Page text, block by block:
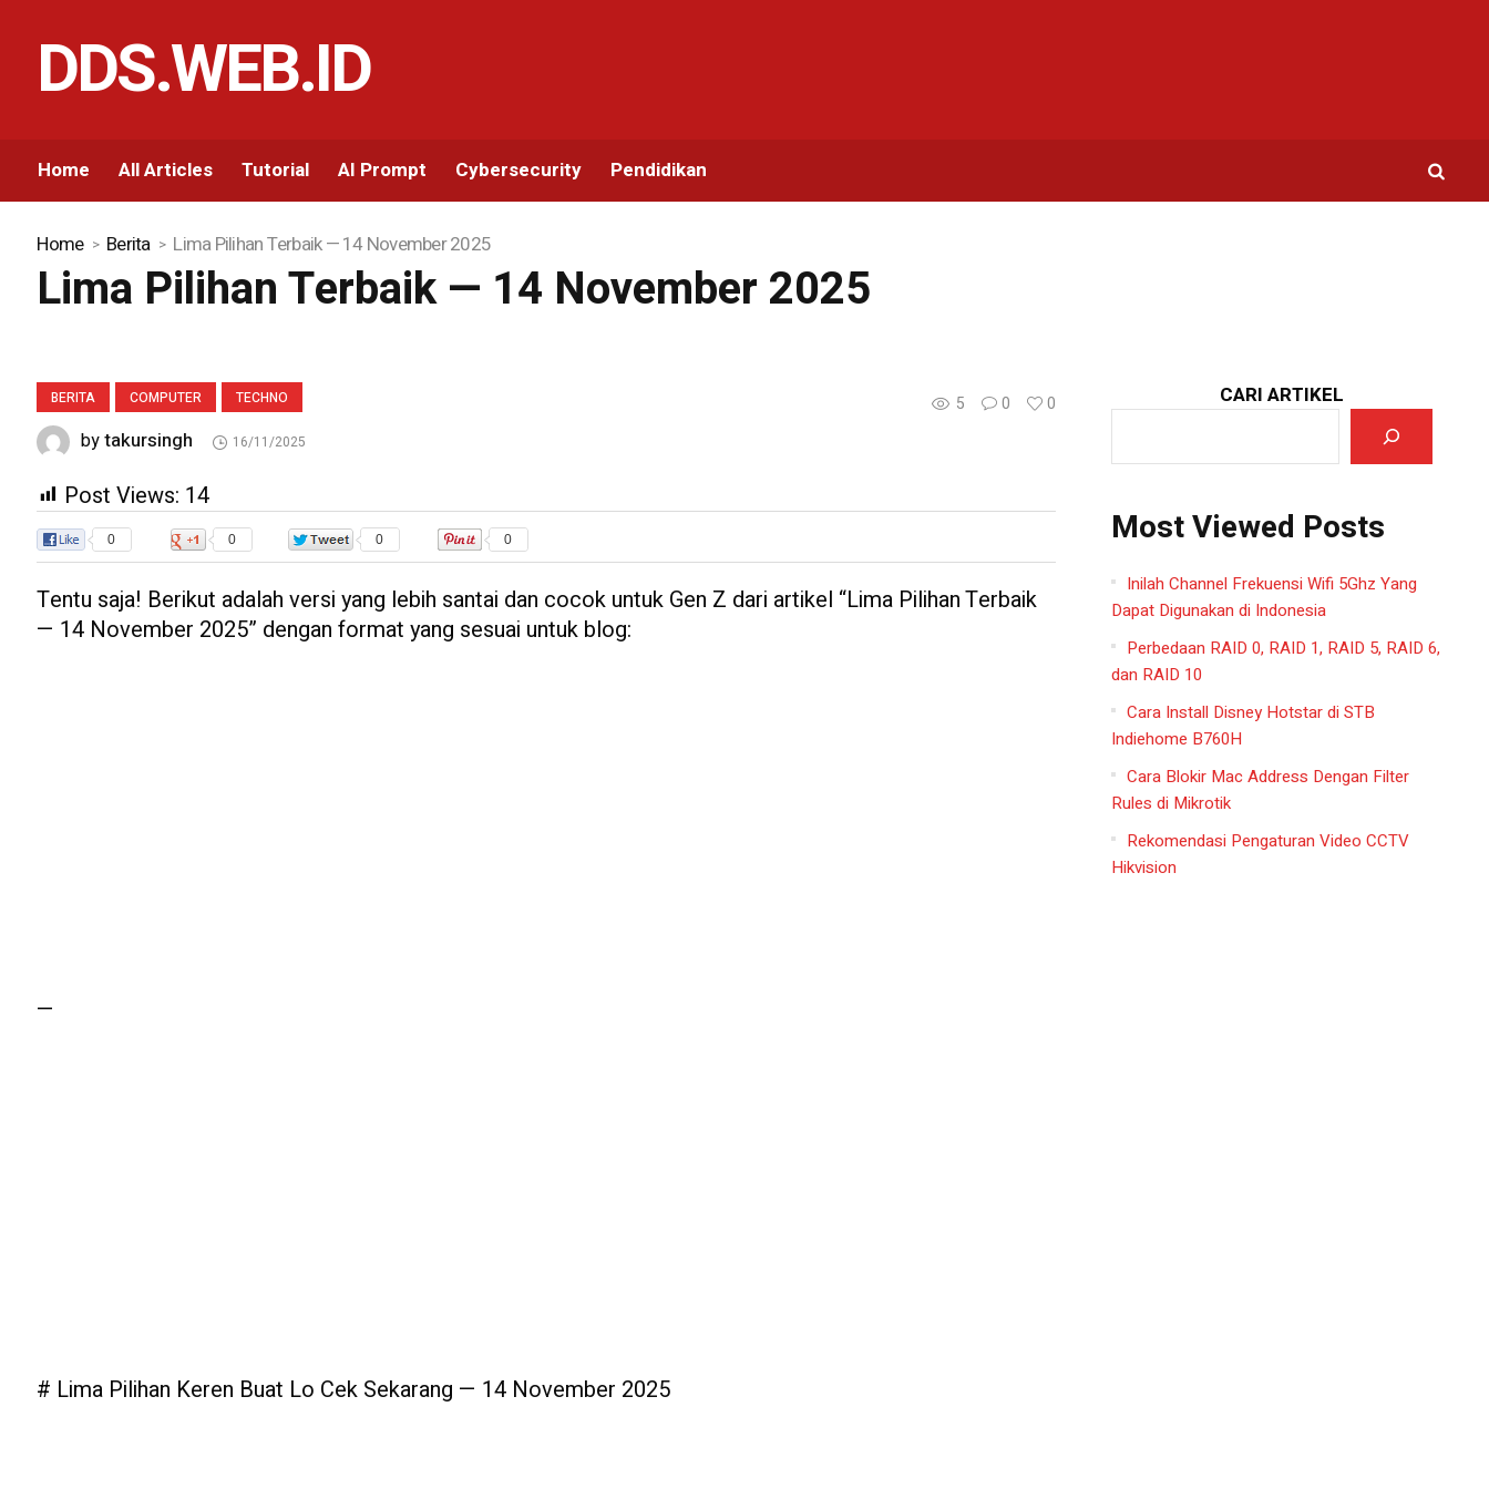
DDS.WEB.ID
Home All Articles Tutorial AI Prompt Cybersecurity Pendidikan
Home Berita Lima Pilihan Terbaik — 14 November 2025
Lima Pilihan Terbaik — 14 November 2025
BERITA COMPUTER TECHNO 5 0 0
bytakursingh 16/11/2025
Post Views: 14
0 0 0 0
Tentu saja! Berikut adalah versi yang lebih santai dan cocok untuk Gen Z dari artikel “Lima Pilihan Terbaik
— 14 November 2025” dengan format yang sesuai untuk blog:
—
# Lima Pilihan Keren Buat Lo Cek Sekarang — 14 November 2025
CARI ARTIKEL
Most Viewed Posts
Inilah Channel Frekuensi Wifi 5Ghz Yang
Dapat Digunakan di Indonesia
Perbedaan RAID 0, RAID 1, RAID 5, RAID 6,
dan RAID 10
Cara Install Disney Hotstar di STB
Indiehome B760H
Cara Blokir Mac Address Dengan Filter
Rules di Mikrotik
Rekomendasi Pengaturan Video CCTV
Hikvision